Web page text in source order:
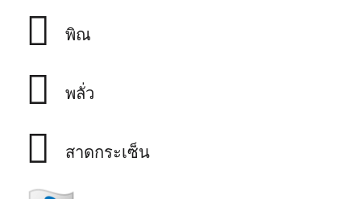
🪉 พิณ
🪏 พลั่ว
🫟 สาดกระเซ็น